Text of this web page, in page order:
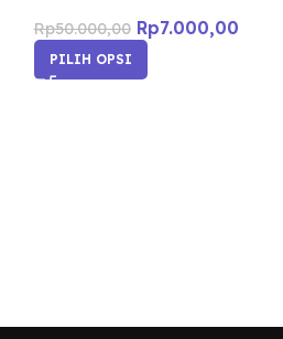
Rp50.000,00 Rp7.000,00
PILIH OPSI